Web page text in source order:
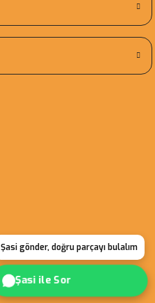
Şasi gönder, doğru parçayı bulalım
Şasi ile Sor